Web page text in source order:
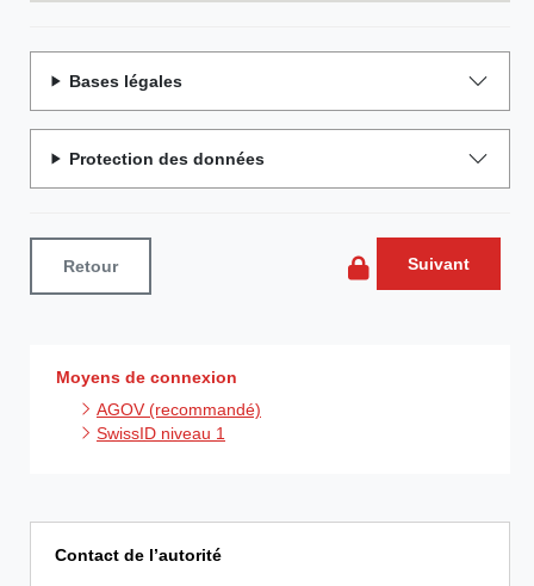
Bases légales
Protection des données
Retour Suivant
Moyens de connexion
AGOV (recommandé)
SwissID niveau 1
Contact de l’autorité